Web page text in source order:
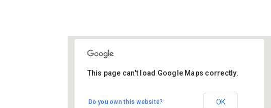
De Tarissing
Ds. van Velzenstrjitte 17 - Drogeham
This page can't load Google Maps correctly.
Do you own this website? OK